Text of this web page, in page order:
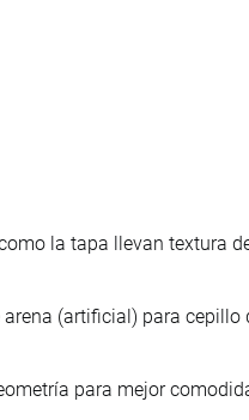
la tapa llevan textura
(artificial) para cepillo
para mejor